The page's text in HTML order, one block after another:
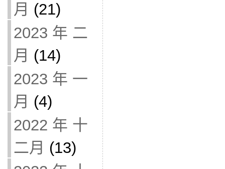
月 (21)
2023 年 二
月 (14)
2023 年 一
月 (4)
2022 年 十
二月 (13)